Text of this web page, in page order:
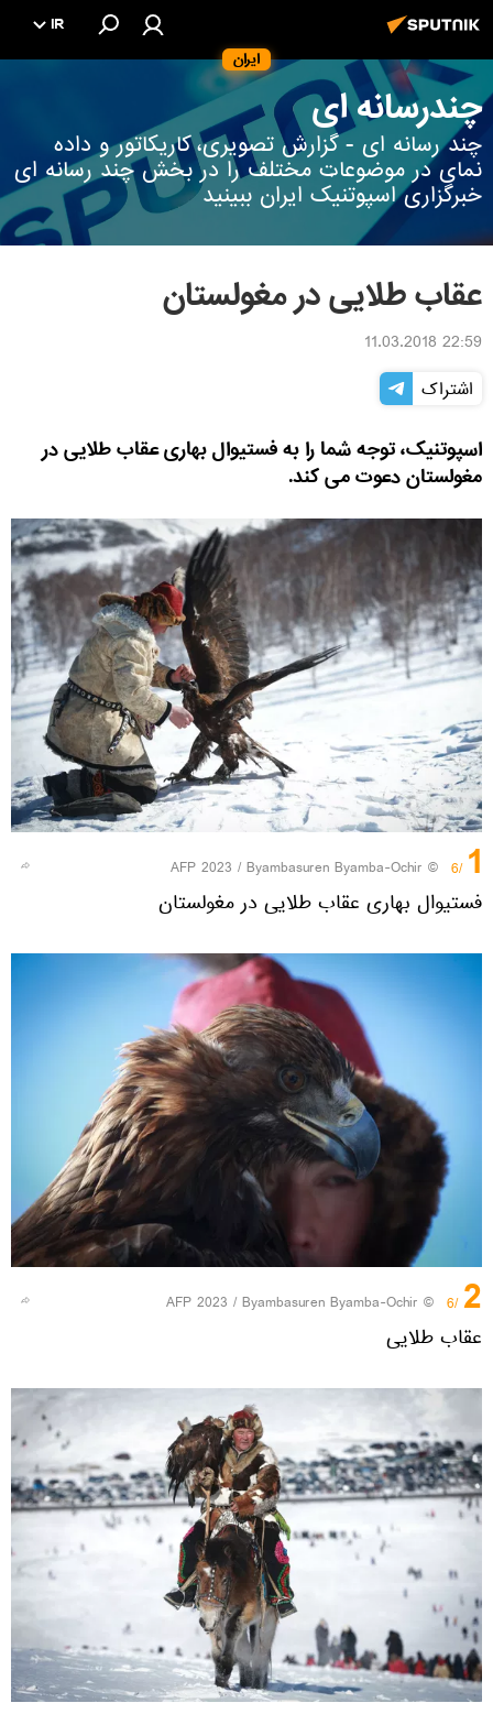
ایران
IR
چندرسانه ای
چند رسانه ای - گزارش تصویری، کاریکاتور و داده
نمای در موضوعات مختلف را در بخش چند رسانه ای
خبرگزاری اسپوتنیک ایران ببینید
عقاب طلایی در مغولستان
22:59 11.03.2018
اشتراک
اسپوتنیک، توجه شما را به فستیوال بهاری عقاب طلایی در
مغولستان دعوت می کند.
1
/6
© AFP 2023 / Byambasuren Byamba-Ochir
فستیوال بهاری عقاب طلایی در مغولستان
2
/6
© AFP 2023 / Byambasuren Byamba-Ochir
عقاب طلایی